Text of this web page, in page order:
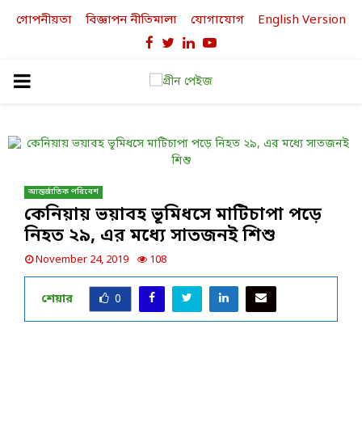
গোপনীয়তা বিজ্ঞাপন নীতিমালা যোগাযোগ English Version
Facebook
TwitterLinkedinYoutube
PRIMARY
আন্তর্জাতিক পরিবেশ
কেনিয়ায় ভয়াবহ ভূমিধসে মাটিচাপা পড়ে
নিহত ২৯, এর মধ্যে সাতজনই শিশু
November 24, 2019 108
শেয়ার 0